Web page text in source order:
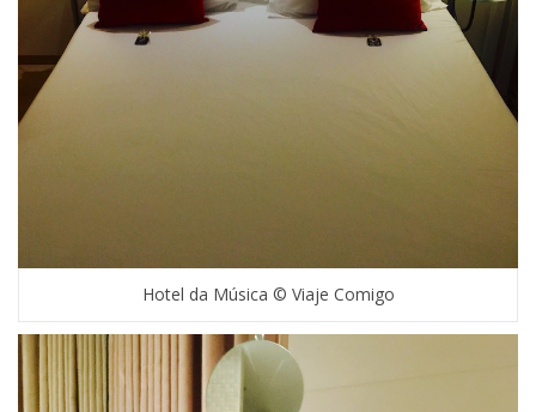
Hotel da Música © Viaje Comigo